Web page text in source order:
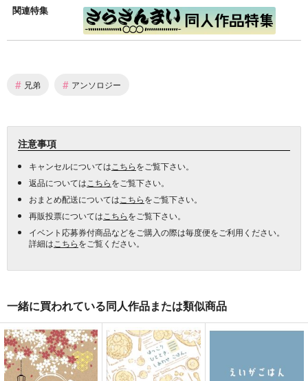
関連特集
# 兄弟 # アンソロジー
注意事項
キャンセルについては こちらをご覧下さい。
返品については こちらをご覧下さい。
おまとめ配送については こちらをご覧下さい。
再販投票については こちらをご覧下さい。
イベント応募券付商品などをご購入の際は毎度便をご利用ください。
詳細は こちらをご覧ください。
一緒に買われている同人作品または類似商品